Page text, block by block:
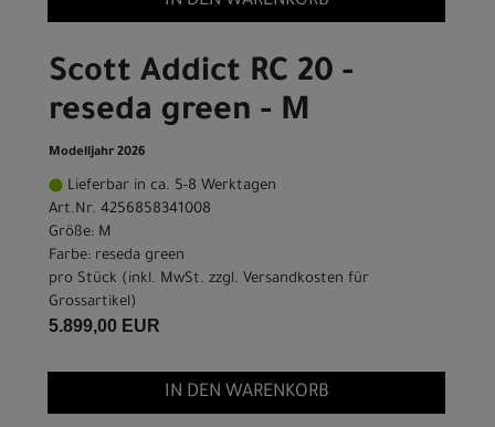
Scott Addict RC 20 -
reseda green - M
Modelljahr 2026
Lieferbar in ca. 5-8 Werktagen
Art.Nr. 4256858341008
Größe: M
Farbe: reseda green
pro Stück (inkl. MwSt. zzgl. Versandkosten für
Grossartikel)
5.899,00 EUR
IN DEN WARENKORB